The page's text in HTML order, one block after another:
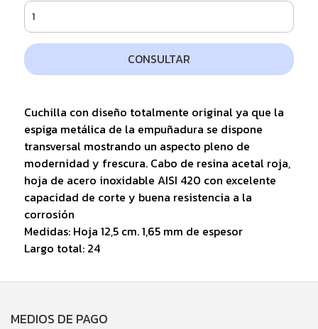
CONSULTAR
Cuchilla con diseño totalmente original ya que la
espiga metálica de la empuñadura se dispone
transversal mostrando un aspecto pleno de
modernidad y frescura. Cabo de resina acetal roja,
hoja de acero inoxidable AISI 420 con excelente
capacidad de corte y buena resistencia a la
corrosión
Medidas: Hoja 12,5 cm. 1,65 mm de espesor
Largo total: 24
MEDIOS DE PAGO